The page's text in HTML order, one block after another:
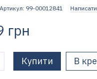
Артикул: 99-00012841 Написати
грн
Купити В